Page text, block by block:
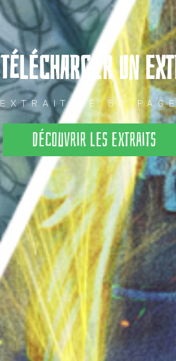
TÉLÉCHARGER UN
EXTRAIT DE 80
Découvrir les extraits